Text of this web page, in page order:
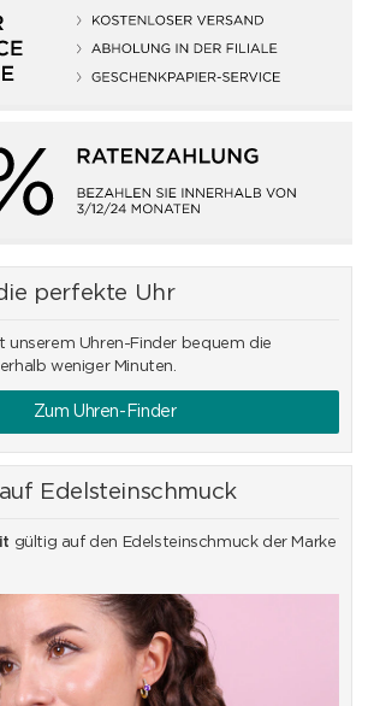
perfekte Uhr
unserem Uhren-Finder bequem die
weniger Minuten.
Zum Uhren-Finder
Edelsteinschmuck
gültig auf den Edelsteinschmuck der Marke